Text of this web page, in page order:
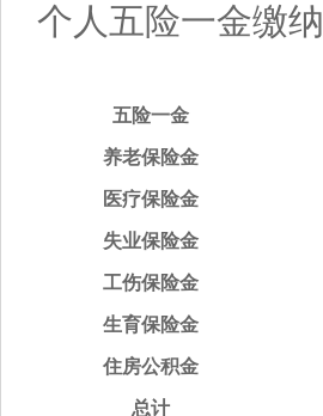
个人五险一金缴纳
五险一金
养老保险金
医疗保险金
失业保险金
工伤保险金
生育保险金
住房公积金
总计